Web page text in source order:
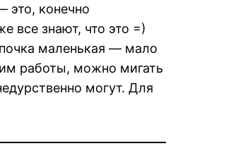
это, конечно
все знают, что это =)
маленькая — мало
работы, можно мигать
могут. Для